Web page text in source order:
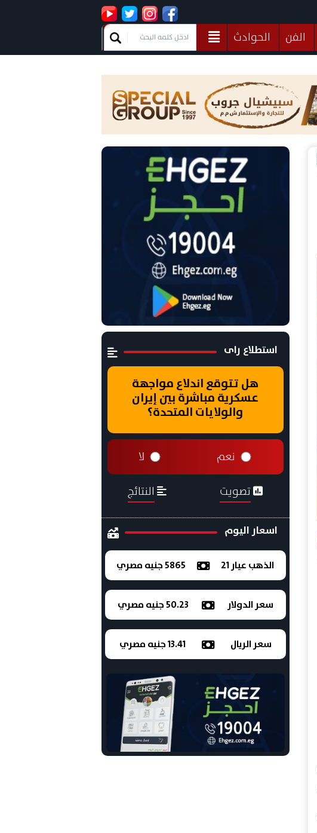
الفن
الحوادث
منوعات
استطلاع راى
هل تتوقع اندلاع مواجهة
عسكرية مباشرة بين إيران
والولايات المتحدة؟
نعم لا
تصويت النتائج
اسعار اليوم
الذهب عيار 21 5865 جنيه مصري
سعر الدولار 50.23 جنيه مصري
سعر الريال 13.41 جنيه مصري